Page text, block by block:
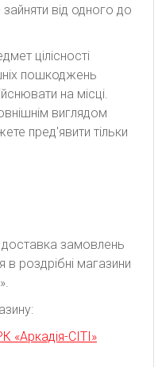
від одного до
цілісності
пошкоджень
на місці.
виглядом
пред'явити тільки
замовлень
в роздрібні магазини
«Аркадія-СІТІ»